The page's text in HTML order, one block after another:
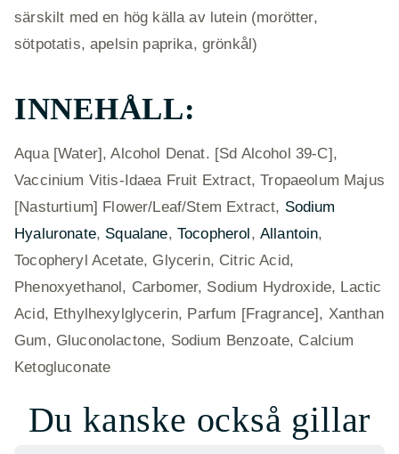
särskilt med en hög källa av lutein (morötter,
sötpotatis, apelsin paprika, grönkål)
INNEHÅLL:
Aqua [Water], Alcohol Denat. [Sd Alcohol 39-C],
Vaccinium Vitis-Idaea Fruit Extract, Tropaeolum Majus
[Nasturtium] Flower/Leaf/Stem Extract, Sodium
Hyaluronate, Squalane, Tocopherol, Allantoin,
Tocopheryl Acetate, Glycerin, Citric Acid,
Phenoxyethanol, Carbomer, Sodium Hydroxide, Lactic
Acid, Ethylhexylglycerin, Parfum [Fragrance], Xanthan
Gum, Gluconolactone, Sodium Benzoate, Calcium
Ketogluconate
Du kanske också gillar